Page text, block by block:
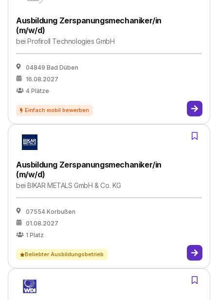
Ausbildung Zerspanungsmechaniker/in
(m/w/d)
beiProfiroll Technologies GmbH
04849 Bad Düben
16.08.2027
4 Plätze
Ausbildung Zerspanungsmechaniker/in
(m/w/d)
beiBIKAR METALS GmbH & Co. KG
07554 Korbußen
01.08.2027
1 Platz
Beliebter Ausbildungsbetrieb